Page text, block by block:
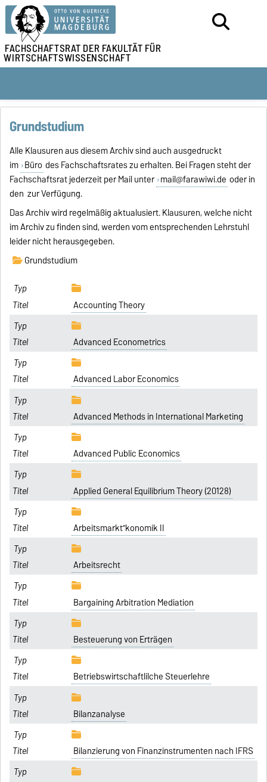
FACHSCHAFTSRAT DERFAKULTÄT FÜR
WIRTSCHAFTSWISSENSCHAFT
Grundstudium
Alle Klausuren aus diesem Archiv sind auch ausgedruckt
im Büro des Fachschaftsrates zu erhalten. Bei Fragen steht der
Fachschaftsrat jederzeit per Mail unter mail@farawiwi.de oder in
den zur Verfügung.
Das Archiv wird regelmäßig aktualusiert. Klausuren, welche nicht
im Archiv zu finden sind, werden vom entsprechenden Lehrstuhl
leider nicht herausgegeben.
Grundstudium
Accounting Theory
Advanced Econometrics
Advanced Labor Economics
Advanced Methods in International Marketing
Advanced Public Economics
Applied General Equilibrium Theory (20128)
Arbeitsmarkt”konomik II
Arbeitsrecht
Bargaining Arbitration Mediation
Besteuerung von Erträgen
Betriebswirtschaftlilche Steuerlehre
Bilanzanalyse
Bilanzierung von Finanzinstrumenten nach IFRS